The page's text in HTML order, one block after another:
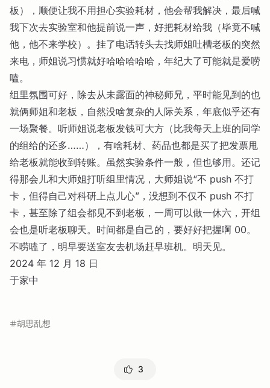
板），顺便让我不用担心实验耗材，他会帮我解决，最后喊
我下次去实验室和他提前说一声，好把耗材给我（毕竟不喊
他，他不来学校）。挂了电话转头去找师姐吐槽老板的突然
来电，师姐说习惯就好哈哈哈哈哈，年纪大了可能就是爱唠
嗑。
组里氛围可好，除去从未露面的神秘师兄，平时能见到的也
就俩师姐和老板，自然没啥复杂的人际关系，年底似乎还有
一场聚餐。听师姐说老板发钱可大方（比我每天上班的同学
的组给的还多……），有啥耗材、药品也都是买了把发票甩
给老板就能收到转账。虽然实验条件一般，但也够用。还记
得那会儿和大师姐打听组里情况，大师姐说“不 push 不打
卡，但得自己对科研上点儿心”，没想到不仅不 push 不打
卡，甚至除了组会都见不到老板，一周可以做一休六，开组
会也是听老板聊天。时间都是自己的，要好好把握啊 00。
不唠嗑了，明早要送室友去机场赶早班机。明天见。
2024 年 12 月 18 日
于家中
胡思乱想
3